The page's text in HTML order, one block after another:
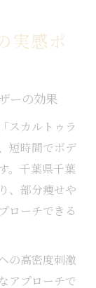
実感ポ
ーの効果
スカルトゥラ
短時間でボデ
。千葉県千葉
、部分痩せや
ローチできる
の高密度刺激
アプローチで